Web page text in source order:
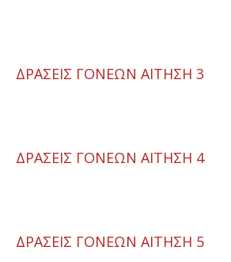
ΔΡΑΣΕΙΣ ΓΟΝΕΩΝ ΑΙΤΗΣΗ 3
ΔΡΑΣΕΙΣ ΓΟΝΕΩΝ ΑΙΤΗΣΗ 4
ΔΡΑΣΕΙΣ ΓΟΝΕΩΝ ΑΙΤΗΣΗ 5